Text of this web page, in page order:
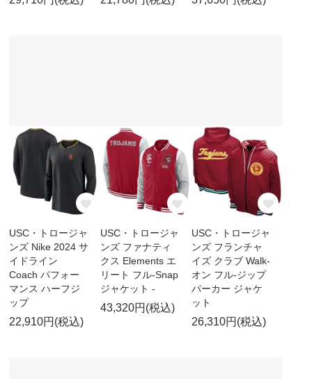
USC・トロージャ
ンズ Nike 2024 サ
イドライン
Coach パフォー
マンス ハーフジ
ップ
22,910円(税込)
USC・トロージャ
ンズ ファナティ
クス Elements エ
リート フル-Snap
ジャケット -
43,320円(税込)
USC・トロージャ
ンズ フランチャ
イズ クラブ Walk-
オン フル-ジップ
パーカー ジャケ
ット
26,310円(税込)